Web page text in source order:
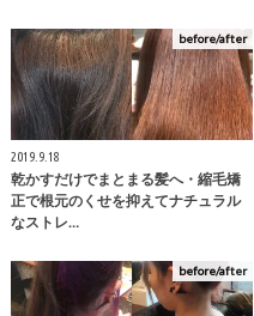
before/after
2019.9.18
乾かすだけでまとまる髪へ・縮毛矯
正で根元のくせを抑えてナチュラル
なストレ…
before/after